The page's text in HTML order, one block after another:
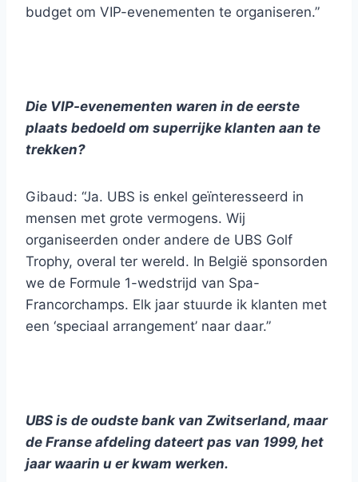
budget om VIP-evenementen te organiseren.”
Die VIP-evenementen waren in de eerste
plaats bedoeld om superrijke klanten aan te
trekken?
Gibaud: “Ja. UBS is enkel geïnteresseerd in
mensen met grote vermogens. Wij
organiseerden onder andere de UBS Golf
Trophy, overal ter wereld. In België sponsorden
we de Formule 1-wedstrijd van Spa-
Francorchamps. Elk jaar stuurde ik klanten met
een ‘speciaal arrangement’ naar daar.”
UBS is de oudste bank van Zwitserland, maar
de Franse afdeling dateert pas van 1999, het
jaar waarin u er kwam werken.